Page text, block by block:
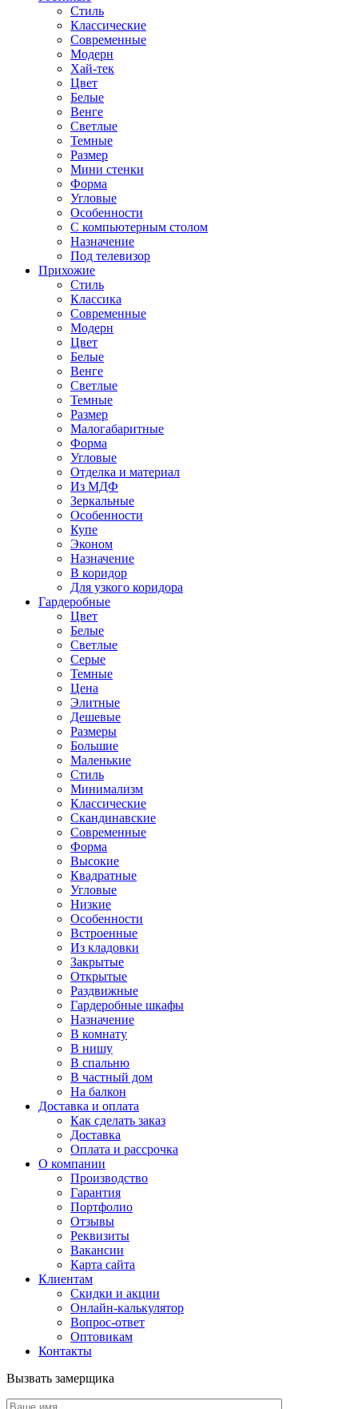
Стиль
Классические
Современные
Модерн
Хай-тек
Цвет
Белые
Венге
Светлые
Темные
Размер
Мини стенки
Форма
Угловые
Особенности
С компьютерным столом
Назначение
Под телевизор
Прихожие
Стиль
Классика
Современные
Модерн
Цвет
Белые
Венге
Светлые
Темные
Размер
Малогабаритные
Форма
Угловые
Отделка и материал
Из МДФ
Зеркальные
Особенности
Купе
Эконом
Назначение
В коридор
Для узкого коридора
Гардеробные
Цвет
Белые
Светлые
Серые
Темные
Цена
Элитные
Дешевые
Размеры
Большие
Маленькие
Стиль
Минимализм
Классические
Скандинавские
Современные
Форма
Высокие
Квадратные
Угловые
Низкие
Особенности
Встроенные
Из кладовки
Закрытые
Открытые
Раздвижные
Гардеробные шкафы
Назначение
В комнату
В нишу
В спальню
В частный дом
На балкон
Доставка и оплата
Как сделать заказ
Доставка
Оплата и рассрочка
О компании
Производство
Гарантия
Портфолио
Отзывы
Реквизиты
Вакансии
Карта сайта
Клиентам
Скидки и акции
Онлайн-калькулятор
Вопрос-ответ
Оптовикам
Контакты
Вызвать замерщика